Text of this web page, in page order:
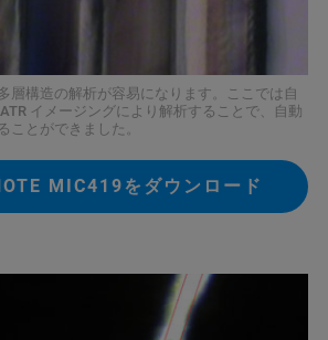
層構造の解析が容易になります。ここでは自
イメージングにより解析することで、自動
ことができました。
MIC419をダウンロード